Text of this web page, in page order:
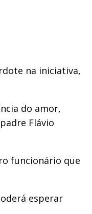
na iniciativa,
do amor,
Flávio
funcionário que
esperar